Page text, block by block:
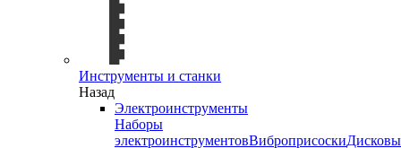
Инструменты и станки
Назад
Электроинструменты
Наборы
электроинструментовВиброприсоски